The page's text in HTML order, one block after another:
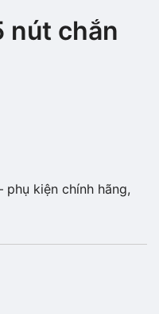
nút chắn
kiện chính hãng,